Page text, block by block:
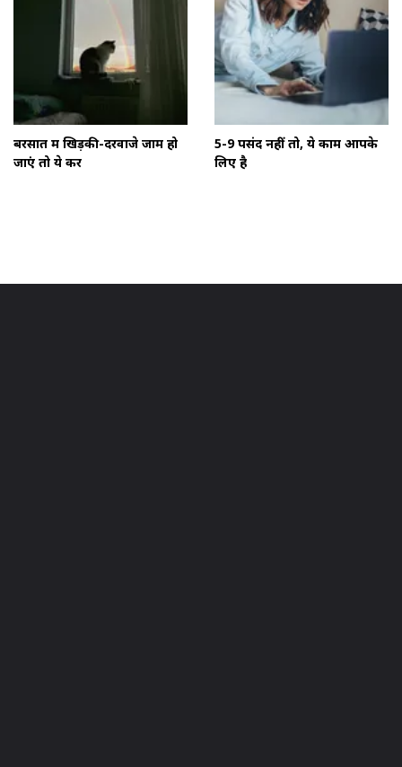
बरसात में खिड़की-दरवाजे जाम हो
जाएं तो ये करें
5-9 पसंद नहीं तो, ये काम आपके
लिए है